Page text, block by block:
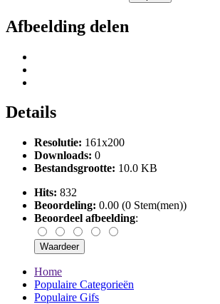
Afbeelding delen
Details
Resolutie: 161x200
Downloads: 0
Bestandsgrootte: 10.0 KB
Hits: 832
Beoordeling: 0.00 (0 Stem(men))
Beoordeel afbeelding:
Home
Populaire Categorieën
Populaire Gifs